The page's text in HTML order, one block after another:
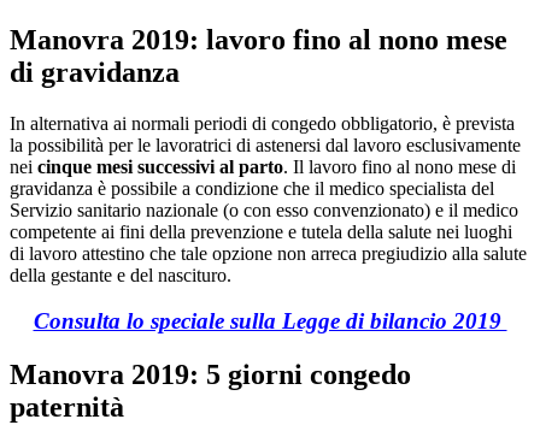
Manovra 2019: lavoro fino al nono mese
di gravidanza
In alternativa ai normali periodi di congedo obbligatorio, è prevista
la possibilità per le lavoratrici di astenersi dal lavoro esclusivamente
nei cinque mesi successivi al parto. Il lavoro fino al nono mese di
gravidanza è possibile a condizione che il medico specialista del
Servizio sanitario nazionale (o con esso convenzionato) e il medico
competente ai fini della prevenzione e tutela della salute nei luoghi
di lavoro attestino che tale opzione non arreca pregiudizio alla salute
della gestante e del nascituro.
Consulta lo speciale sulla Legge di bilancio 2019
Manovra 2019: 5 giorni congedo
paternità